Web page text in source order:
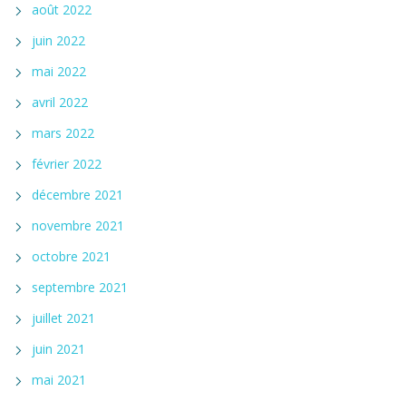
août 2022
juin 2022
mai 2022
avril 2022
mars 2022
février 2022
décembre 2021
novembre 2021
octobre 2021
septembre 2021
juillet 2021
juin 2021
mai 2021